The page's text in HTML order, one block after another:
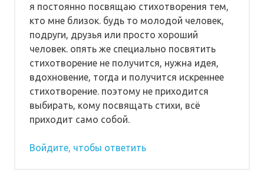
я постоянно посвящаю стихотворения тем,
кто мне близок. будь то молодой человек,
подруги, друзья или просто хороший
человек. опять же специально посвятить
стихотворение не получится, нужна идея,
вдохновение, тогда и получится искреннее
стихотворение. поэтому не приходится
выбирать, кому посвящать стихи, всё
приходит само собой.
Войдите, чтобы ответить